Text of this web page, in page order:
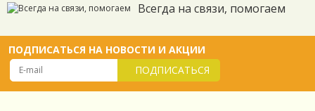
Всегда на связи, помогаем
ПОДПИСАТЬСЯ НА НОВОСТИ И АКЦИИ
ПОДПИСАТЬСЯ